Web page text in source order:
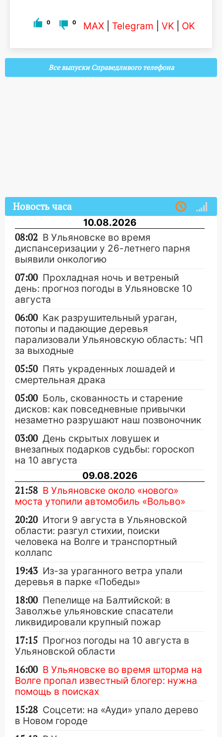
0 0 MAX Telegram VK OK
Все выпуски Справедливого телефона
Новость часа
10.08.2026
08:02 В Ульяновске во время
диспансеризации у 26-летнего парня
выявили онкологию
07:00 Прохладная ночь и ветреный
день: прогноз погоды в Ульяновске 10
августа
06:00 Как разрушительный ураган,
потопы и падающие деревья
парализовали Ульяновскую область: ЧП
за выходные
05:50 Пять украденных лошадей и
смертельная драка
05:00 Боль, скованность и старение
дисков: как повседневные привычки
незаметно разрушают наш позвоночник
03:00 День скрытых ловушек и
внезапных подарков судьбы: гороскоп
на 10 августа
09.08.2026
21:58 В Ульяновске около «нового»
моста утопили автомобиль «Вольво»
20:20 Итоги 9 августа в Ульяновской
области: разгул стихии, поиски
человека на Волге и транспортный
коллапс
19:43 Из-за ураганного ветра упали
деревья в парке «Победы»
18:00 Пепелище на Балтийской: в
Заволжье ульяновские спасатели
ликвидировали крупный пожар
17:15 Прогноз погоды на 10 августа в
Ульяновской области
16:00 В Ульяновске во время шторма на
Волге пропал известный блогер: нужна
помощь в поисках
15:28 Соцсети: на «Ауди» упало дерево
в Новом городе